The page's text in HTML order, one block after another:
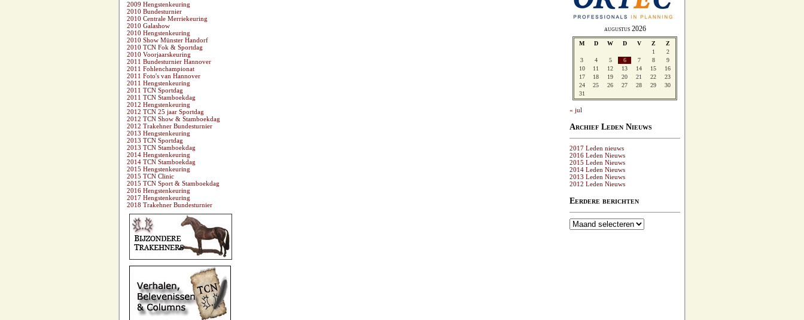
2009 Hengstenkeuring
2010 Bundesturnier
2010 Centrale Merriekeuring
2010 Galashow
2010 Hengstenkeuring
2010 Show Münster Handorf
2010 TCN Fok & Sportdag
2010 Voorjaarskeuring
2011 Bundesturnier Hannover
2011 Fohlenchampionat
2011 Foto's van Hannover
2011 Hengstenkeuring
2011 TCN Sportdag
2011 TCN Stamboekdag
2012 Hengstenkeuring
2012 TCN 25 jaar Sportdag
2012 TCN Show & Stamboekdag
2012 Trakehner Bundesturnier
2013 Hengstenkeuring
2013 TCN Sportdag
2013 TCN Stamboekdag
2014 Hengstenkeuring
2014 TCN Stamboekdag
2015 Hengstenkeuring
2015 TCN Clinic
2015 TCN Sport & Stamboekdag
2016 Hengstenkeuring
2017 Hengstenkeuring
2018 Trakehner Bundesturnier
augustus 2026
M D W D V Z
Z
1
2
3
4 5 6 7 8
9
10
11 12 13 14 15
16
17
18 19 20 21 22
23
24
25 26 27 28 29
30
31
« jul
Archief Leden Nieuws
2017 Leden nieuws
2016 Leden Nieuws
2015 Leden Nieuws
2014 Leden Nieuws
2013 Leden Nieuws
2012 Leden Nieuws
Eerdere berichten
Eerdere
berichten